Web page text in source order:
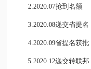
2.2020.07抢到名额
3.2020.08递交省提名
4.2020.09省提名获批
5.2020.12递交转联邦